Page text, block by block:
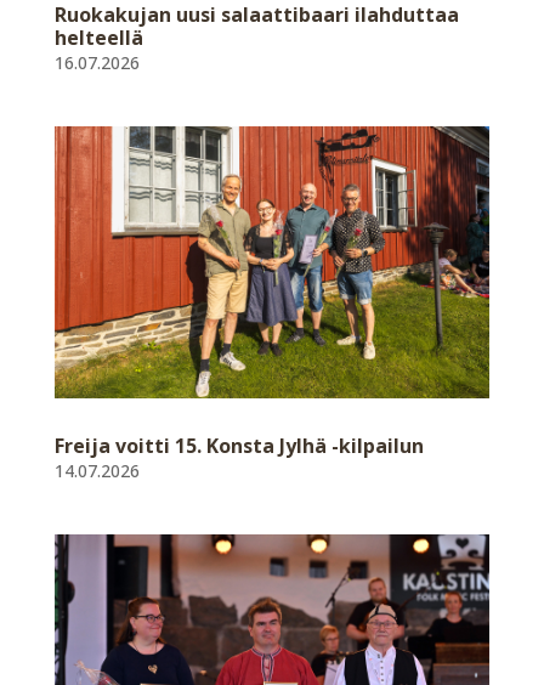
Ruokakujan uusi salaattibaari ilahduttaa
helteellä
16.07.2026
Freija voitti 15. Konsta Jylhä -kilpailun
14.07.2026